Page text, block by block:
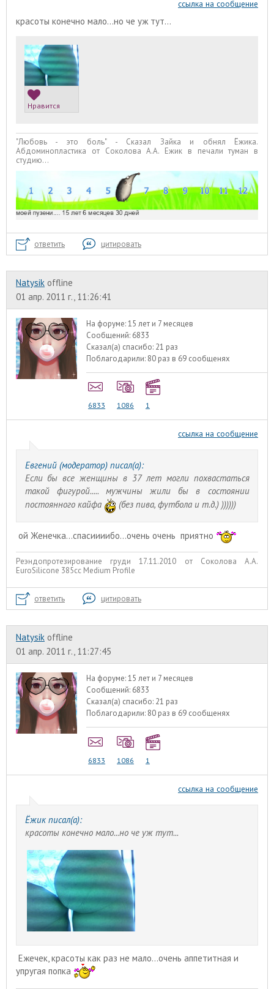
ссылка на сообщение
красоты конечно мало...но че уж тут...
Нравится
"Любовь - это боль" - Сказал Зайка и обнял Ёжика.
Абдоминопластика от Соколова А.А. Ежик в печали туман в
студию...
ответить цитировать
Natysik offline
01 апр. 2011 г., 11:26:41
На форуме:15 лет и 7 месяцев
Сообщений: 6833
Сказал(а) спасибо: 21 раз
Поблагодарили: 80 раз в 69 сообщенях
6833 1086 1
ссылка на сообщение
Евгений (модератор) писал(а):
Если бы все женщины в 37 лет могли похвастаться
такой фигурой..... мужчины жили бы в состоянии
постоянного кайфа
(без пива, футбола и т.д.) ))))))
ой Женечка...спасиииибо...очень очень приятно
Реэндопротезирование груди 17.11.2010 от Соколова А.А.
EuroSilicone 385сс Medium Profile
ответить цитировать
Natysik offline
01 апр. 2011 г., 11:27:45
На форуме:15 лет и 7 месяцев
Сообщений: 6833
Сказал(а) спасибо: 21 раз
Поблагодарили: 80 раз в 69 сообщенях
6833 1086 1
ссылка на сообщение
Ёжик писал(а):
красоты конечно мало...но че уж тут...
Ежечек, красоты как раз не мало...очень аппетитная и
упругая попка